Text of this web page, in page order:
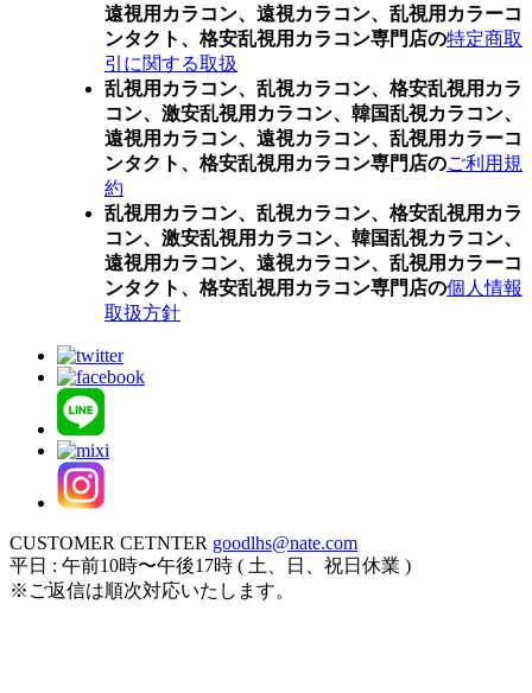
遠視用カラコン、遠視カラコン、乱視用カラーコ
ンタクト、格安乱視用カラコン専門店の特定商取
引に関する取扱
乱視用カラコン、乱視カラコン、格安乱視用カラ
コン、激安乱視用カラコン、韓国乱視カラコン、
遠視用カラコン、遠視カラコン、乱視用カラーコ
ンタクト、格安乱視用カラコン専門店のご利用規
約
乱視用カラコン、乱視カラコン、格安乱視用カラ
コン、激安乱視用カラコン、韓国乱視カラコン、
遠視用カラコン、遠視カラコン、乱視用カラーコ
ンタクト、格安乱視用カラコン専門店の個人情報
取扱方針
CUSTOMER CETNTER goodlhs@nate.com
平日 : 午前10時〜午後17時 ( 土、日、祝日休業 )
※ご返信は順次対応いたします。